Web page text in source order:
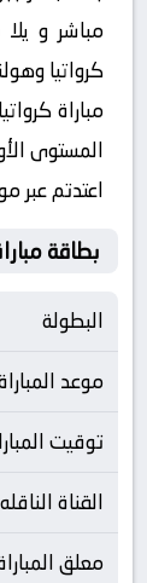
مباشر و
كرواتيا
مباراة
المستوى
اعتدتم عبر
بطاقة
البطولة
موعد
توقيت
القناة الناقله
معلق